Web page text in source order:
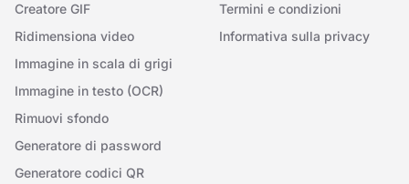
Creatore GIF
Ridimensiona video
Immagine in scala di grigi
Immagine in testo (OCR)
Rimuovi sfondo
Generatore di password
Generatore codici QR
Termini e condizioni
Informativa sulla privacy